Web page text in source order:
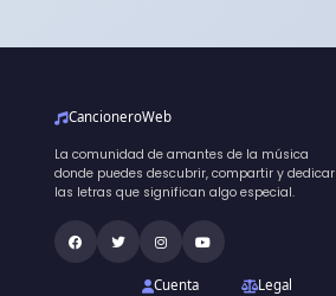
CancioneroWeb
La comunidad de amantes de la música
donde puedes descubrir, compartir y dedicar
las letras que significan algo especial.
Cuenta Legal